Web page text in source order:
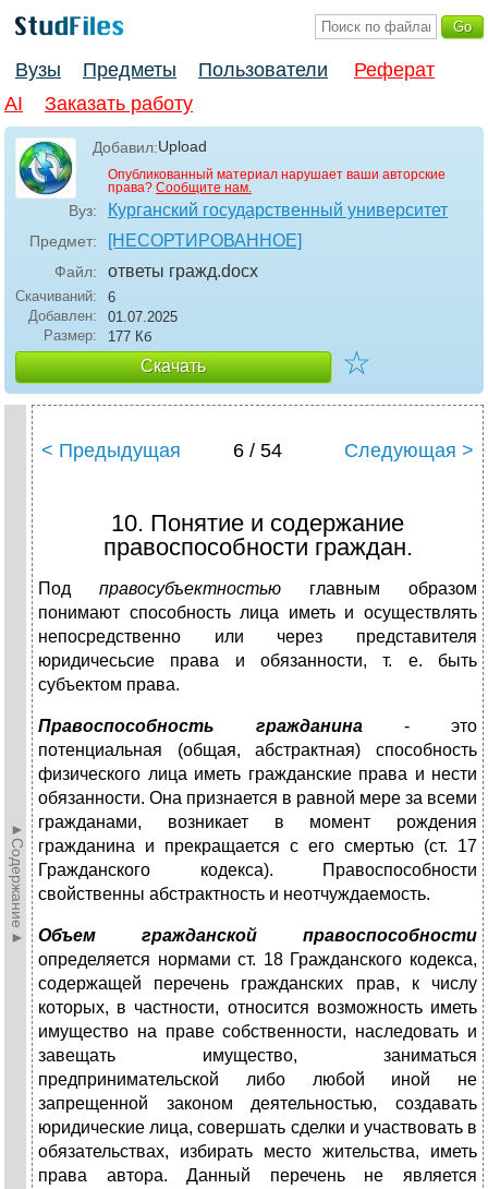
Вузы Предметы Пользователи
Реферат
AI
Заказать работу
Добавил:Upload
Опубликованный материал нарушает ваши авторские
права? Сообщите нам.
Вуз: Курганский государственный университет
Предмет: [НЕСОРТИРОВАННОЕ]
Файл: ответы гражд.docx
Скачиваний:
6
Добавлен:
01.07.2025
Размер:
177 Кб
Скачать ☆
►Содержание►
< Предыдущая 6 / 54 Следующая >
10. Понятие и содержание
правоспособности граждан.
Под правосубъектностью главным образом
понимают способность лица иметь и осуществлять
непосредственно или через представителя
юридичесьсие права и обязанности, т. е. быть
субъектом права.
Правоспособность гражданина - это
потенциальная (общая, абстрактная) способность
физического лица иметь гражданские права и нести
обязанности. Она признается в равной мере за всеми
гражданами, возникает в момент рождения
гражданина и прекращается с его смертью (ст. 17
Гражданского кодекса). Правоспособности
свойственны абстрактность и неотчуждаемость.
Объем гражданской правоспособности
определяется нормами ст. 18 Гражданского кодекса,
содержащей перечень гражданских прав, к числу
которых, в частности, относится возможность иметь
имущество на праве собственности, наследовать и
завещать имущество, заниматься
предпринимательской либо любой иной не
запрещенной законом деятельностью, создавать
юридические лица, совершать сделки и участвовать в
обязательствах, избирать место жительства, иметь
права автора. Данный перечень не является